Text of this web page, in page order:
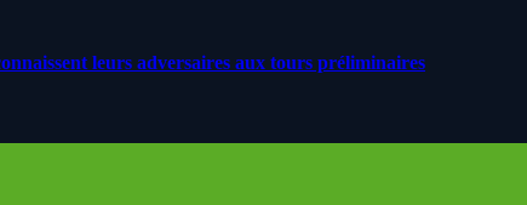
leurs adversaires aux tours préliminaires